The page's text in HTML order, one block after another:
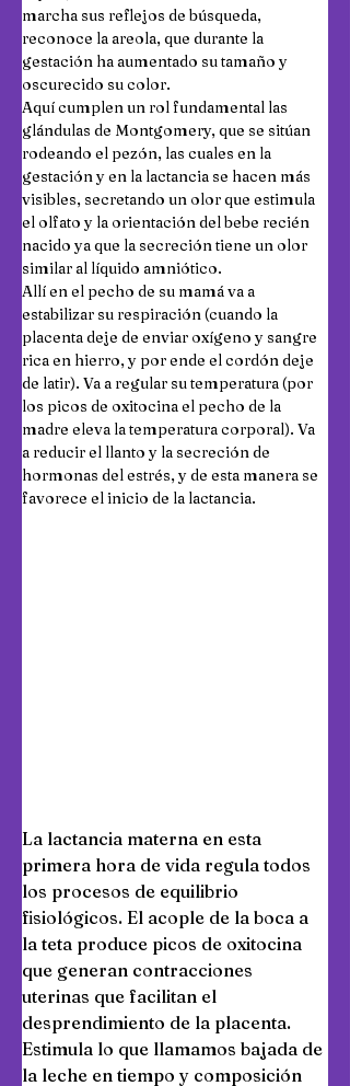
marcha sus reflejos de búsqueda,
reconoce la areola, que durante la
gestación ha aumentado su tamaño y
oscurecido su color.
Aquí cumplen un rol fundamental las
glándulas de Montgomery, que se sitúan
rodeando el pezón, las cuales en la
gestación y en la lactancia se hacen más
visibles, secretando un olor que estimula
el olfato y la orientación del bebe recién
nacido ya que la secreción tiene un olor
similar al líquido amniótico.
Allí en el pecho de su mamá va a
estabilizar su respiración (cuando la
placenta deje de enviar oxígeno y sangre
rica en hierro, y por ende el cordón deje
de latir). Va a regular su temperatura (por
los picos de oxitocina el pecho de la
madre eleva la temperatura corporal). Va
a reducir el llanto y la secreción de
hormonas del estrés, y de esta manera se
favorece el inicio de la lactancia.
La lactancia materna en esta
primera hora de vida regula todos
los procesos de equilibrio
fisiológicos. El acople de la boca a
la teta produce picos de oxitocina
que generan contracciones
uterinas que facilitan el
desprendimiento de la placenta.
Estimula lo que llamamos bajada de
la leche en tiempo y composición